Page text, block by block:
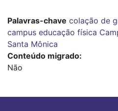
Palavras-chave colação de
campus educação física
Santa Mônica
Conteúdo migrado
Não